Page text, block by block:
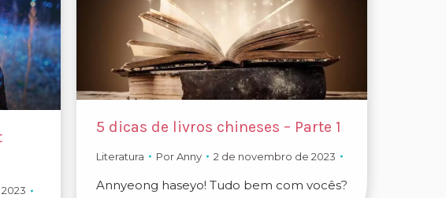
5 dicas de livros chineses – Parte 1
Literatura PorAnny 2 de novembro de 2023
Annyeong haseyo! Tudo bem com vocês?